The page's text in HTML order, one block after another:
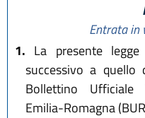
Entrata in
1. La presente
successivo a quello
Bollettino Ufficiale
Emilia-Romagna